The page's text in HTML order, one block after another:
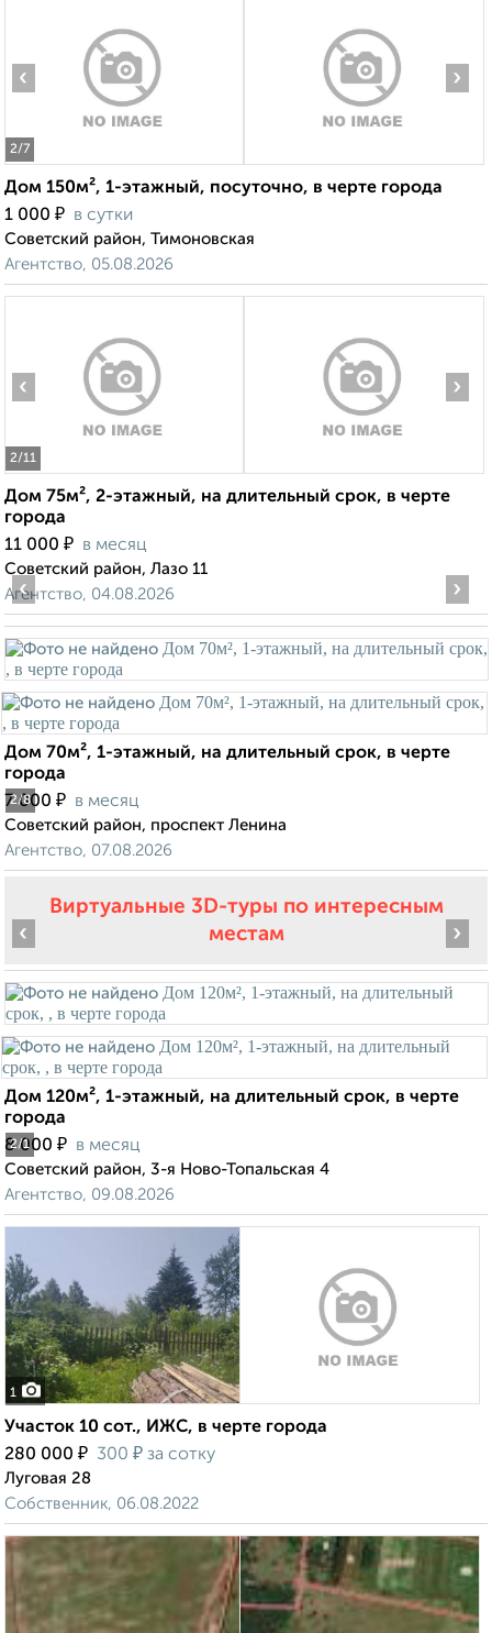
2/7
‹ ›
Дом 150м², 1-этажный, посуточно, в черте города
1 000 ₽ в сутки
Советский район, Тимоновская
Агентство, 05.08.2026
2/11
‹ ›
Дом 75м², 2-этажный, на длительный срок, в черте
города
11 000 ₽ в месяц
Советский район, Лазо 11
Агентство, 04.08.2026
2/8
‹ ›
Дом 70м², 1-этажный, на длительный срок, в черте
города
7 000 ₽ в месяц
Советский район, проспект Ленина
Агентство, 07.08.2026
Виртуальные 3D-туры по интересным
местам
2/1
‹ ›
Дом 120м², 1-этажный, на длительный срок, в черте
города
8 000 ₽ в месяц
Советский район, 3-я Ново-Топальская 4
Агентство, 09.08.2026
1
Участок 10 сот., ИЖС, в черте города
280 000 ₽ 300 ₽ за сотку
Луговая 28
Собственник, 06.08.2022